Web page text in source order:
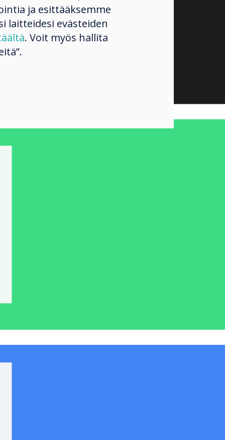
ja esittääksemme
laitteidesi evästeiden
. Voit myös hallita